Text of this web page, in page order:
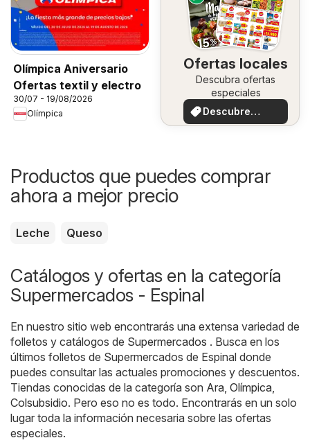
Olímpica Aniversario
Ofertas textil y electro
30/07 - 19/08/2026
Olímpica
Ofertas locales
Descubra ofertas
especiales
Descubre
ofertas
Productos que puedes comprar
ahora a mejor precio
Leche Queso
Catálogos y ofertas en la categoría
Supermercados - Espinal
En nuestro sitio web encontrarás una extensa variedad de
folletos y catálogos de Supermercados . Busca en los
últimos folletos de Supermercados de Espinal donde
puedes consultar las actuales promociones y descuentos.
Tiendas conocidas de la categoría son Ara Olímpica
Colsubsidio. Pero eso no es todo. Encontrarás en un solo
lugar toda la información necesaria sobre las ofertas
especiales.